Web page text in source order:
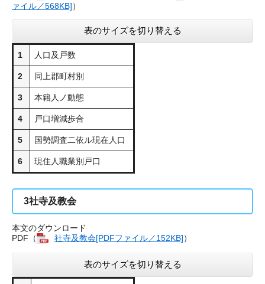
ァイル／568KB]）
表のサイズを切り替える
1 人口及戸数
2 同上郡町村別
3 本籍人ノ動態
4 戸口増減歩合
5 国勢調査二依ル現在人口
6 現住人職業別戸口
3社寺及教会
本文のダウンロード
PDF（
社寺及教会[PDFファイル／152KB]）
表のサイズを切り替える